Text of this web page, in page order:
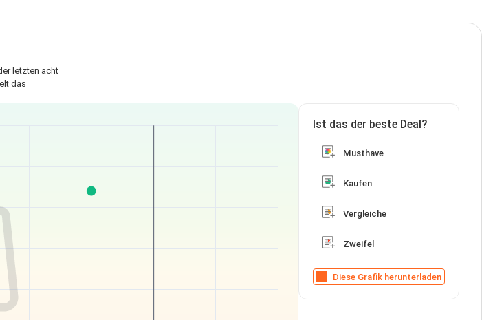
letzten acht
das
Ist das der beste Deal?
Musthave
Kaufen
Vergleiche
Zweifel
Diese Grafik herunterladen